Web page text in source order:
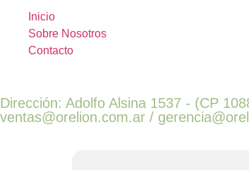
Inicio
Sobre Nosotros
Contacto
Dirección: Adolfo Alsina 1537 - (CP
ventas@orelion.com.ar /